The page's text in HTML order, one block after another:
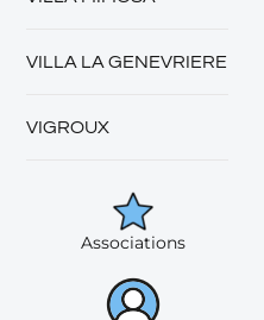
VILLA LA GENEVRIERE
VIGROUX
Associations